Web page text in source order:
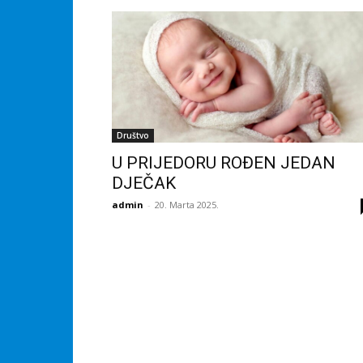
Društvo
U PRIJEDORU ROĐEN JEDAN
DJEČAK
admin - 20. Marta 2025.